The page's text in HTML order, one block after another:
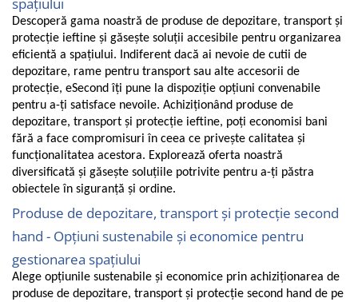
Aragaze si cuptoare cu microunde
Climatizare & sisteme de incalzire
Electrocasnice pentru Bucatarie
Fiare de calcat si masini de cusut
Ingrijire Locuinta
Purificatoare de aer
Fashion
Bijuterii
Ceasuri barbatesti
Ceasuri dama
Cutii, curele si accesorii ceasuri
Genti si accesorii barbati
Genti si accesorii femei
Imbracaminte barbati
Descoperă gama noastră de produse de depozitare, transport și
protecție ieftine și găsește soluții accesibile pentru organizarea
eficientă a spațiului. Indiferent dacă ai nevoie de cutii de
depozitare, rame pentru transport sau alte accesorii de
protecție, eSecond îți pune la dispoziție opțiuni convenabile
pentru a-ți satisface nevoile. Achiziționând produse de
depozitare, transport și protecție ieftine, poți economisi bani
fără a face compromisuri în ceea ce privește calitatea și
funcționalitatea acestora. Explorează oferta noastră
diversificată și găsește soluțiile potrivite pentru a-ți păstra
obiectele în siguranță și ordine.
Produse de depozitare, transport și protecție second
hand - Opțiuni sustenabile și economice pentru
gestionarea spațiului
Alege opțiunile sustenabile și economice prin achiziționarea de
produse de depozitare, transport și protecție second hand de pe